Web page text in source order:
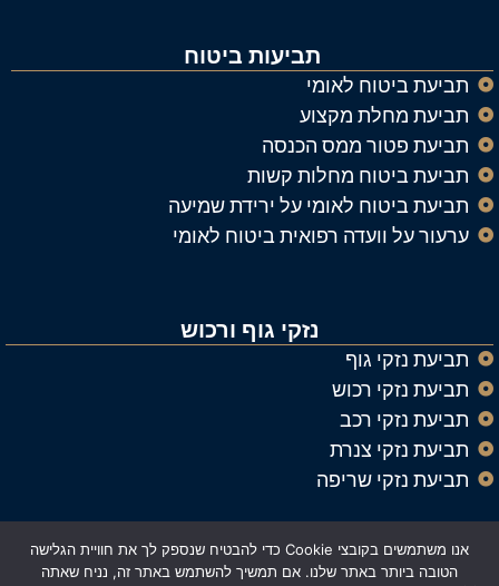
תביעות ביטוח
תביעת ביטוח לאומי
תביעת מחלת מקצוע
תביעת פטור ממס הכנסה
תביעת ביטוח מחלות קשות
תביעת ביטוח לאומי על ירידת שמיעה
ערעור על וועדה רפואית ביטוח לאומי
נזקי גוף ורכוש
תביעת נזקי גוף
תביעת נזקי רכוש
תביעת נזקי רכב
תביעת נזקי צנרת
תביעת נזקי שריפה
© כל הזכויות שמורות לעורך דין נזיקין וביטוח אלעד רייך
אנו משתמשים בקובצי Cookie כדי להבטיח שנספק לך את חוויית הגלישה
הטובה ביותר באתר שלנו. אם תמשיך להשתמש באתר זה, נניח שאתה